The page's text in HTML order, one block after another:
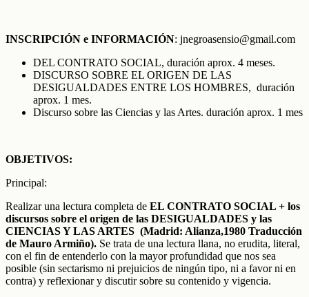
INSCRIPCIÓN e INFORMACIÓN: jnegroasensio@gmail.com
DEL CONTRATO SOCIAL, duración aprox. 4 meses.
DISCURSO SOBRE EL ORIGEN DE LAS
DESIGUALDADES ENTRE LOS HOMBRES, duración
aprox. 1 mes.
Discurso sobre las Ciencias y las Artes. duración aprox. 1 mes
OBJETIVOS:
Principal:
Realizar una lectura completa de EL CONTRATO SOCIAL + los
discursos sobre el origen de las DESIGUALDADES y las
CIENCIAS Y LAS ARTES (Madrid: Alianza,1980 Traducción
de Mauro Armiño). Se trata de una lectura llana, no erudita, literal,
con el fin de entenderlo con la mayor profundidad que nos sea
posible (sin sectarismo ni prejuicios de ningún tipo, ni a favor ni en
contra) y reflexionar y discutir sobre su contenido y vigencia.